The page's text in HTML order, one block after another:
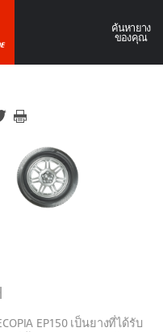
ค้นหายาง
ของคุณ
EP150 เป็นยางที่ได้รับ